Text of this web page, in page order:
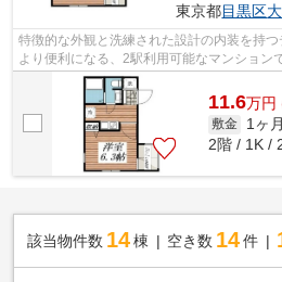
東京都目黒区
特徴的な外観と洗練された設計の内装を持
より便利になる、2駅利用可能なマンション
る物件なので、アクセスも良好です。...
11.6万円
敷金 1ヶ月
2階 / 1K /
該当物件数 14棟 空き数 14 件